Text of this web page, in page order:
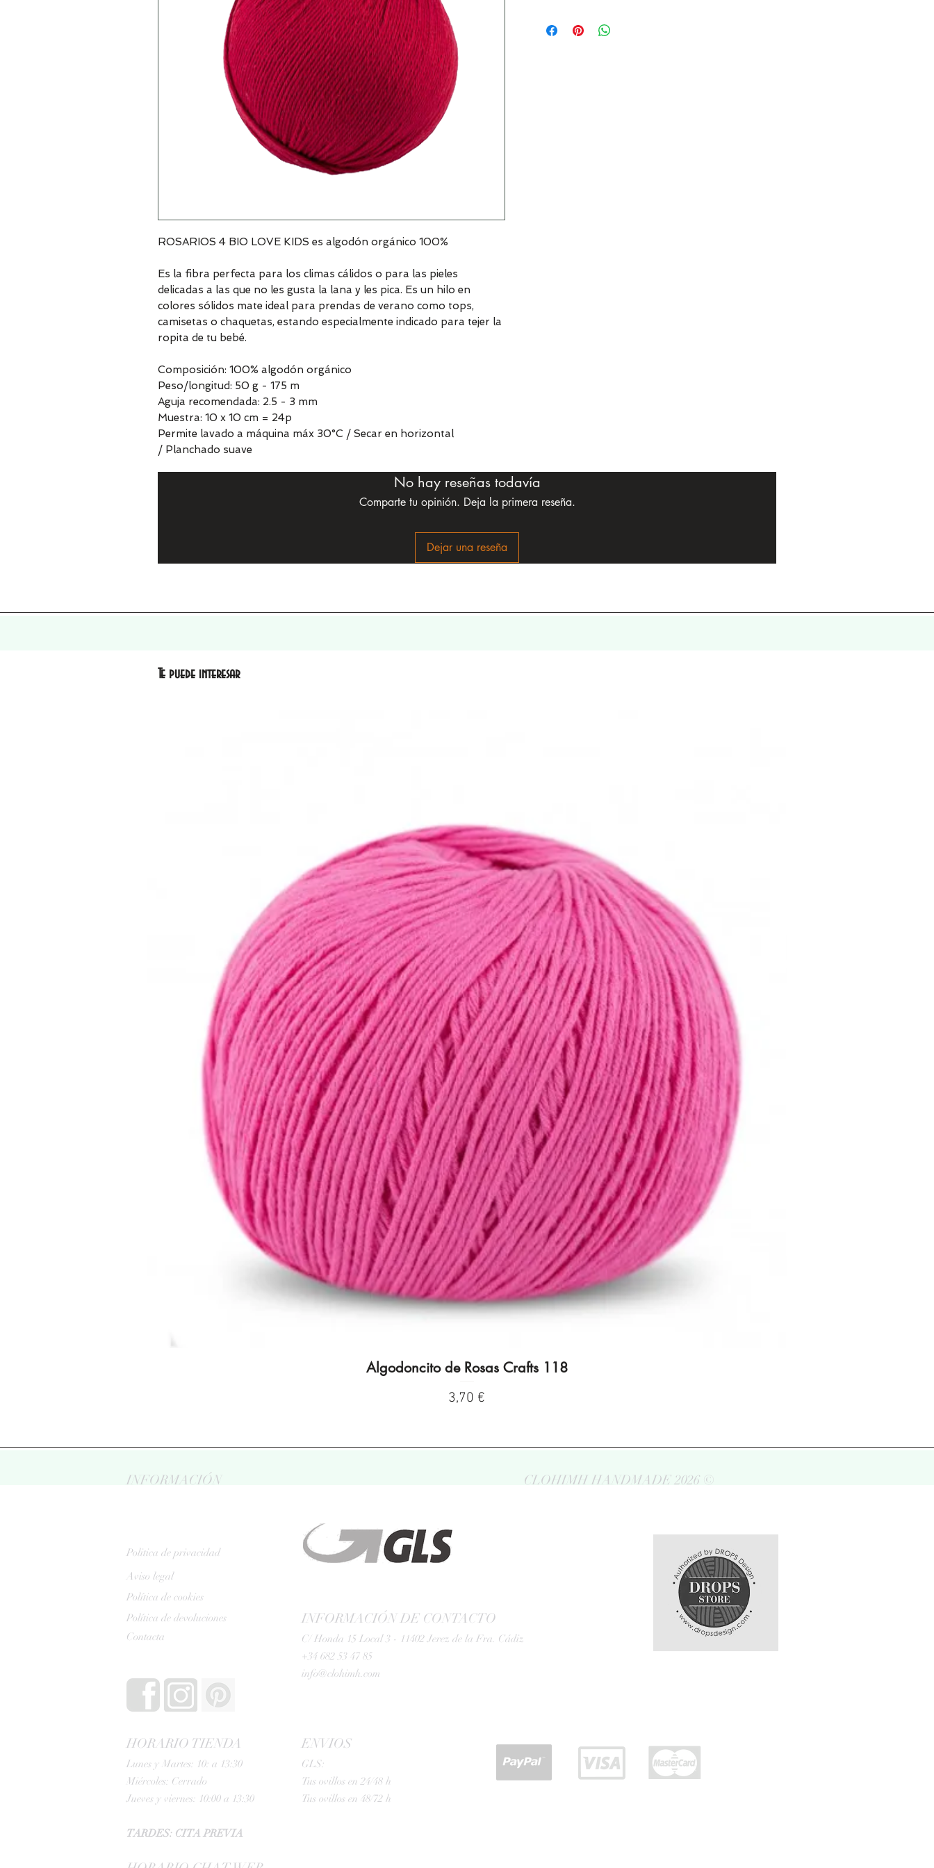
ROSARIOS 4 BIO LOVE KIDS es algodón orgánico 100%
Es la fibra perfecta para los climas cálidos o para las pieles
delicadas a las que no les gusta la lana y les pica. Es un hilo en
colores sólidos mate ideal para prendas de verano como tops,
camisetas o chaquetas, estando especialmente indicado para tejer la
ropita de tu bebé.
Composición: 100% algodón orgánico
Peso/longitud: 50 g - 175 m
Aguja recomendada: 2.5 - 3 mm
Muestra: 10 x 10 cm = 24p
Permite lavado a máquina máx 30°C / Secar en horizontal
/ Planchado suave
No hay reseñas todavía
Comparte tu opinión. Deja la primera reseña.
Dejar una reseña
Te puede interesar
Vista rápida
Algodoncito de Rosas Crafts 118
Precio
3,70 €
INFORMACIÓN CLOHIMH HANDMADE 2026 ©
Politica de privacidad
Aviso legal
Política de cookies
Política de devoluciones
Contacta
INFORMACIÓN DE CONTACTO
C/ Honda 15 Local 3 - 11402 Jerez de la Fra. Cádiz
+34 682 53 47 85
info@clohimh.com
HORARIO TIENDA
Lunes y Martes: 10: a 13:30
Miércoles: Cerrado
Jueves y viernes: 10:00 a 13:30
TARDES: CITA PREVIA
ENVIOS
GLS:
Tus ovillos en 24/48 h
Tus ovillos en 48/72 h